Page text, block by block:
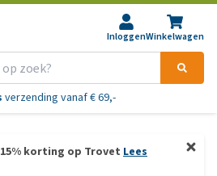
InloggenWinkelwagen
verzending vanaf € 69,-
korting op Trovet Lees